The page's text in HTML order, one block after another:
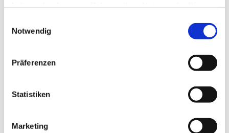
Notwendig
Präferenzen
Statistiken
Marketing